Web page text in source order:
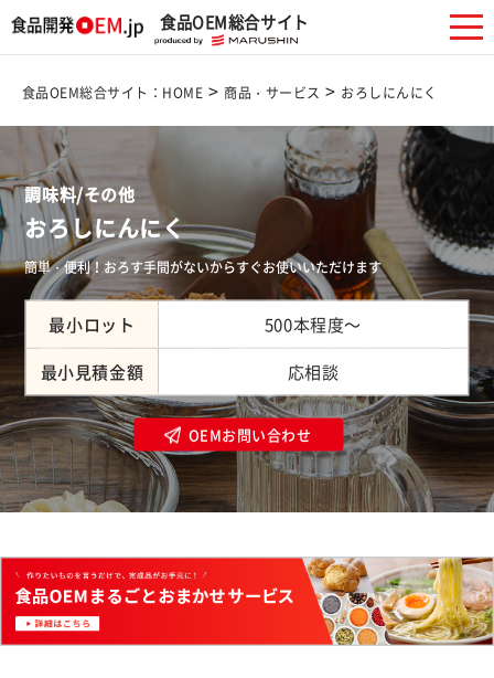
食品OEM総合サイト
食品OEM総合サイト：HOME > 商品・サービス > おろしにんにく
調味料/その他
おろしにんにく
簡単・便利！おろす手間がないからすぐお使いいただけます
最小ロット
500本程度～
最小見積金額
応相談
OEMお問い合わせ